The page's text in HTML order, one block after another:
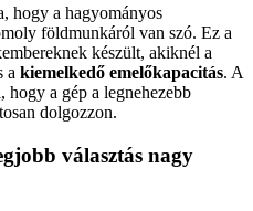
hogy a hagyományos
földmunkáról van szó. Ez a
készült, akiknél a
a kiemelkedő emelőkapacitás. A
hogy a gép a legnehezebb
dolgozzon.
választás nagy